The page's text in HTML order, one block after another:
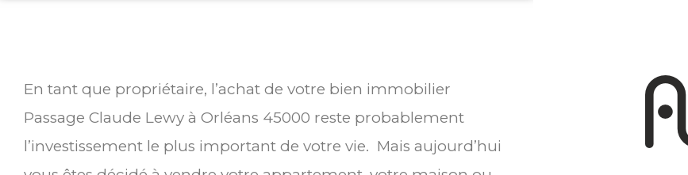
En tant que propriétaire, l’achat de votre bien immobilier
Passage Claude Lewy à Orléans 45000 reste probablement
l’investissement le plus important de votre vie. Mais aujourd’hui